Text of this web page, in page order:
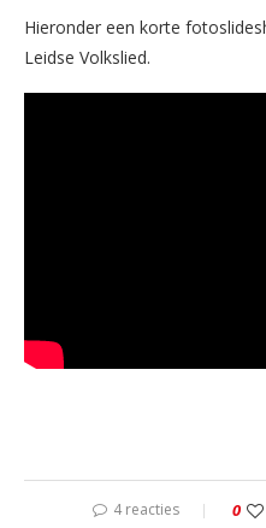
Hieronder een korte
Leidse Volkslied.
4 reacties 0